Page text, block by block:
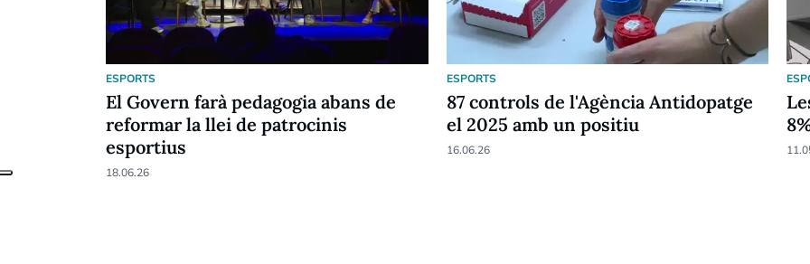
ESPORTS
El Govern farà pedagogia abans de
reformar la llei de patrocinis
esportius
18.06.26
ESPORTS
87 controls de l'Agència Antidopatge
el 2025 amb un positiu
16.06.26